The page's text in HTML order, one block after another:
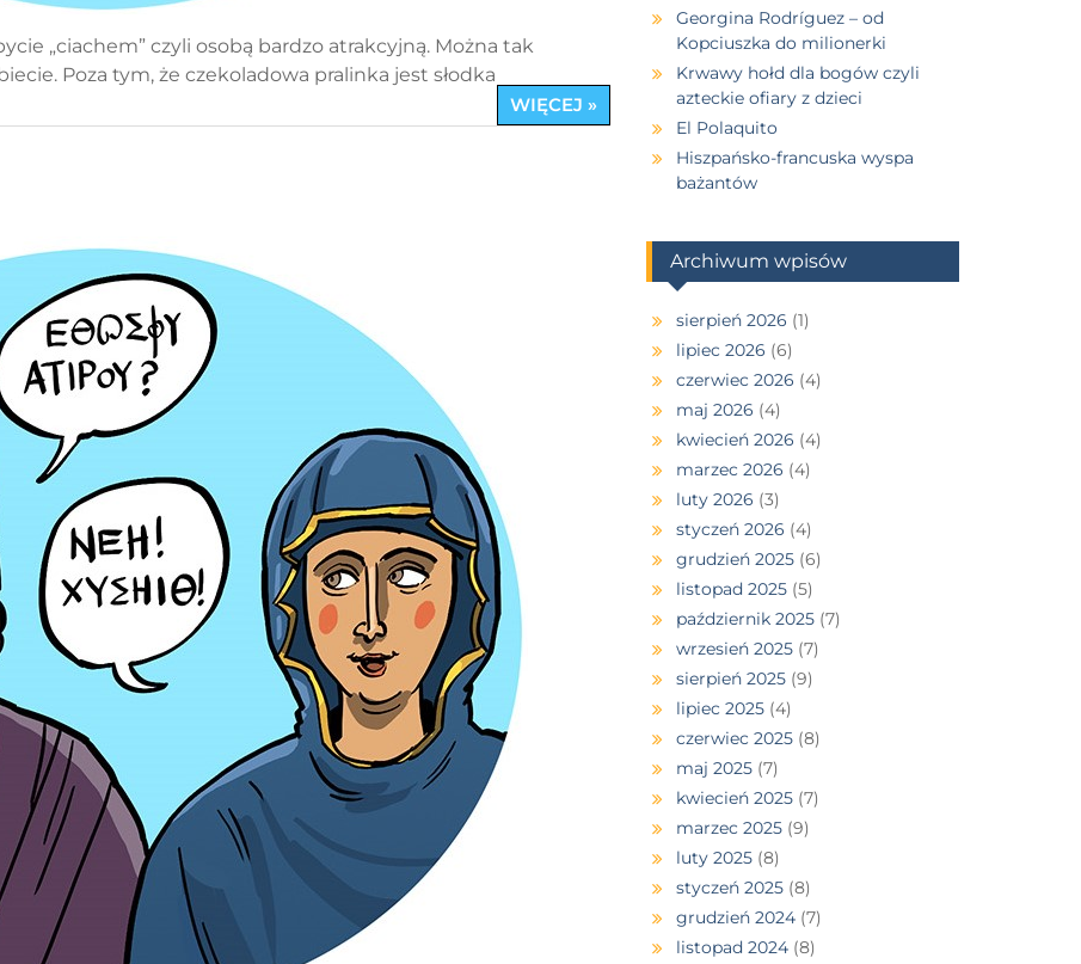
„ciachem” czyli osobą bardzo atrakcyjną. Można tak
Poza tym, że czekoladowa pralinka jest słodka
WIĘCEJ »
Georgina Rodríguez – od
Kopciuszka do milionerki
Krwawy hołd dla bogów czyli
azteckie ofiary z dzieci
El Polaquito
Hiszpańsko-francuska wyspa
bażantów
Archiwum wpisów
sierpień 2026 (1)
lipiec 2026 (6)
czerwiec 2026 (4)
maj 2026 (4)
kwiecień 2026 (4)
marzec 2026 (4)
luty 2026 (3)
styczeń 2026 (4)
grudzień 2025(6)
listopad 2025(5)
październik 2025(7)
wrzesień 2025(7)
sierpień 2025(9)
lipiec 2025(4)
czerwiec 2025(8)
maj 2025(7)
kwiecień 2025(7)
marzec 2025(9)
luty 2025(8)
styczeń 2025(8)
grudzień 2024(7)
listopad 2024(8)